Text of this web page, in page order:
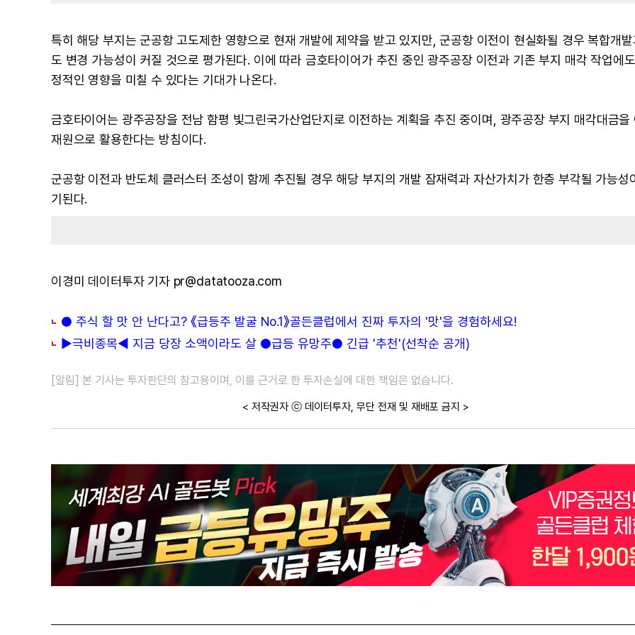
특히 해당 부지는 군공항 고도제한 영향으로 현재 개발에 제약을 받고 있지만, 군공항 이전이 현실화될 경우 복합개
도 변경 가능성이 커질 것으로 평가된다. 이에 따라 금호타이어가 추진 중인 광주공장 이전과 기존 부지 매각 작업에
정적인 영향을 미칠 수 있다는 기대가 나온다.
금호타이어는 광주공장을 전남 함평 빛그린국가산업단지로 이전하는 계획을 추진 중이며, 광주공장 부지 매각대금을
재원으로 활용한다는 방침이다.
군공항 이전과 반도체 클러스터 조성이 함께 추진될 경우 해당 부지의 개발 잠재력과 자산가치가 한층 부각될 가능성
기된다.
이경미 데이터투자 기자 pr@datatooza.com
● 주식 할 맛 안 난다고? 《급등주 발굴 No.1》골든클럽에서 진짜 투자의 '맛'을 경험하세요!
▶극비종목◀ 지금 당장 소액이라도 살 ●급등 유망주● 긴급 '추천'(선착순 공개)
[알림] 본 기사는 투자판단의 참고용이며, 이를 근거로 한 투자손실에 대한 책임은 없습니다.
< 저작권자 ⓒ 데이터투자, 무단 전재 및 재배포 금지 >